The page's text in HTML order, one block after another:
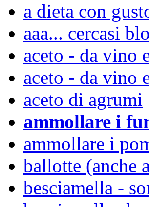
a dieta con
aaa... cercasi
aceto - da vino
aceto - da vino
aceto di agrumi
ammollare i
ammollare i
ballotte (anche
besciamella -